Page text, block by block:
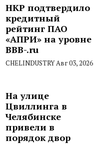
НКР подтвердило
кредитный
рейтинг ПАО
«АПРИ» на уровне
BBB-.ru
CHELINDUSTRYАвг 03, 2026
На улице
Цвиллинга в
Челябинске
привели в
порядок двор